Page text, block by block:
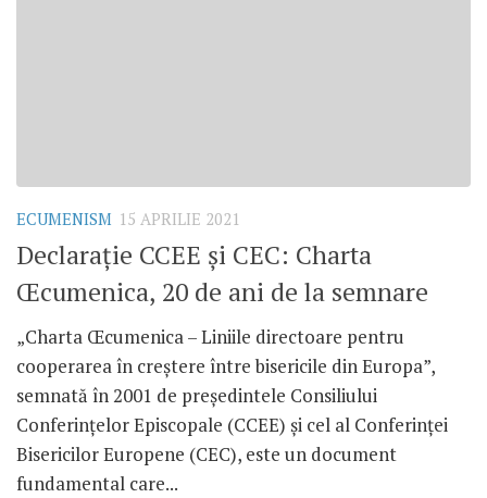
ECUMENISM 15 APRILIE 2021
Declarație CCEE și CEC: Charta
Œcumenica, 20 de ani de la semnare
„Charta Œcumenica – Liniile directoare pentru
cooperarea în creștere între bisericile din Europa”,
semnată în 2001 de președintele Consiliului
Conferințelor Episcopale (CCEE) și cel al Conferinței
Bisericilor Europene (CEC), este un document
fundamental care...